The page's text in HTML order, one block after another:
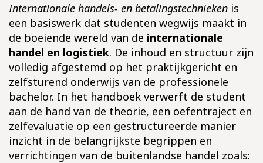
Internationale handels- en betalingstechnieken is
een basiswerk dat studenten wegwijs maakt in
de boeiende wereld van de internationale
handel en logistiek. De inhoud en structuur zijn
volledig afgestemd op het praktijkgericht en
zelfsturend onderwijs van de professionele
bachelor. In het handboek verwerft de student
aan de hand van de theorie, een oefentraject en
zelfevaluatie op een gestructureerde manier
inzicht in de belangrijkste begrippen en
verrichtingen van de buitenlandse handel zoals: